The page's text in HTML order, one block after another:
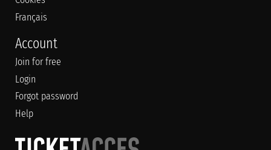
Français
Account
Join for free
Login
Forgot password
Help